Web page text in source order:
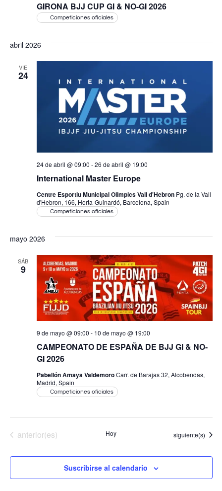
GIRONA BJJ CUP GI & NO-GI 2026
Competiciones oficiales
abril 2026
VIE
24
International Master Europe
24 de abril @ 09:00 -26 de abril @ 19:00
Centre Esportiu Municipal Olimpics Vall d'Hebron Pg. de la Vall
d'Hebron, 166, Horta-Guinardó, Barcelona, Spain
Competiciones oficiales
mayo 2026
SÁB
9
CAMPEONATO DE ESPAÑA DE BJJ GI & NO-
GI 2026
9 de mayo @ 09:00 - 10 de mayo @ 19:00
Pabellón Amaya ValdemoroCarr. de Barajas 32, Alcobendas,
Madrid, Spain
Competiciones oficiales
Eventos
anterior(es) Hoy Eventos
siguiente(s)
Suscribirse al calendario